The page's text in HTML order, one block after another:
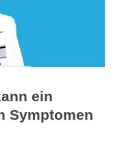
ein
Symptomen